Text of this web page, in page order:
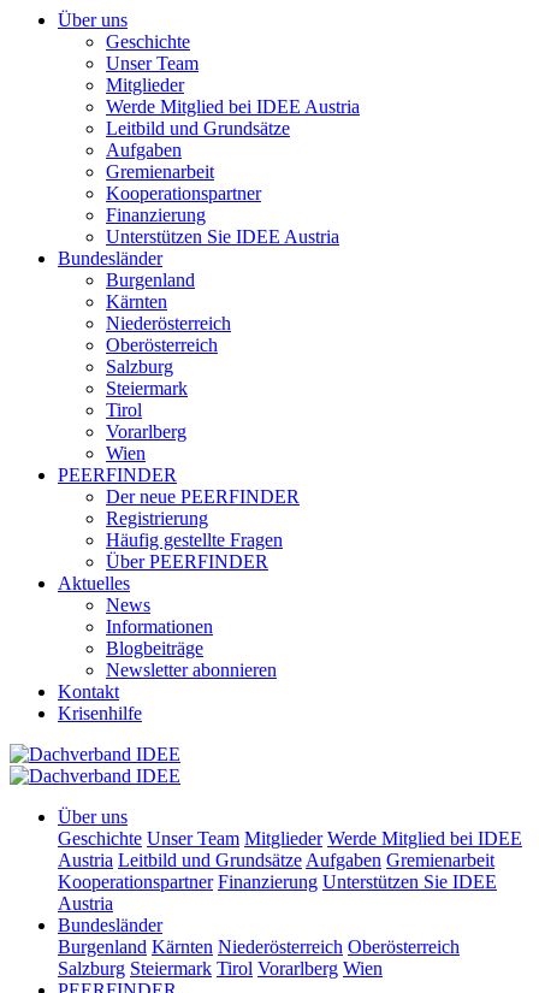
Über uns
Geschichte
Unser Team
Mitglieder
Werde Mitglied bei IDEE Austria
Leitbild und Grundsätze
Aufgaben
Gremienarbeit
Kooperationspartner
Finanzierung
Unterstützen Sie IDEE Austria
Bundesländer
Burgenland
Kärnten
Niederösterreich
Oberösterreich
Salzburg
Steiermark
Tirol
Vorarlberg
Wien
PEERFINDER
Der neue PEERFINDER
Registrierung
Häufig gestellte Fragen
Über PEERFINDER
Aktuelles
News
Informationen
Blogbeiträge
Newsletter abonnieren
Kontakt
Krisenhilfe
Über uns
Geschichte Unser Team Mitglieder Werde Mitglied bei IDEE
Austria Leitbild und Grundsätze Aufgaben Gremienarbeit
Kooperationspartner Finanzierung Unterstützen Sie IDEE
Austria
Bundesländer
Burgenland Kärnten Niederösterreich Oberösterreich
Salzburg Steiermark Tirol Vorarlberg Wien